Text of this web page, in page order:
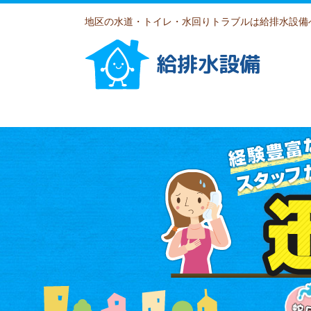
地区の水道・トイレ・水回りトラブルは給排水設備
給排水設備